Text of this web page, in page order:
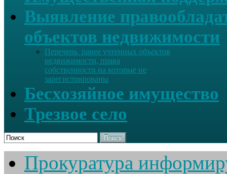
Выявление
объектов недвижимости
Перечень ранее учтенных объектов
недвижимости, права
собственности на которые не
зарегистрированы
Бесхозяйное имущество
Трезвое село
Поиск
Прокуратура